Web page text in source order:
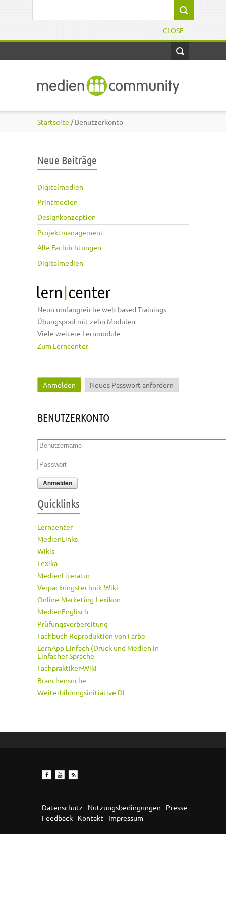
CLOSE
Startseite / Benutzerkonto
Neue Beiträge
Digitalmedien
Printmedien
Designkonzeption
Projektmanagement
Alle Fachrichtungen
Digitalmedien
Neun umfangreiche web-based Trainings
Übungspool mit zehn Modulen
Viele weitere Lernmodule
Zum Lerncenter
Haupt-Reiter
Anmelden (aktiver Reiter)
Neues Passwort anfordern
BENUTZERKONTO
Benutzername
Passwort
Quicklinks
Lerncenter
MedienLinks
Wikis
Lexika
MedienLiteratur
Verpackungstechnik-Wiki
Online-Marketing-Lexikon
MedienEnglisch
Prüfungsvorbereitung
Fachbuch Reproduktion von Farbe
LernApp Einfach (Druck und Medien in
Einfacher Sprache
Fachpraktiker-Wiki
Branchensuche
Weiterbildungsinitiative DI
Datenschutz Nutzungsbedingungen
Presse
Feedback
Kontakt Impressum